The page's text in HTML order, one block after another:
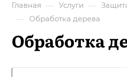
Главная — Услуги —
— Обработка дерева
Обработка